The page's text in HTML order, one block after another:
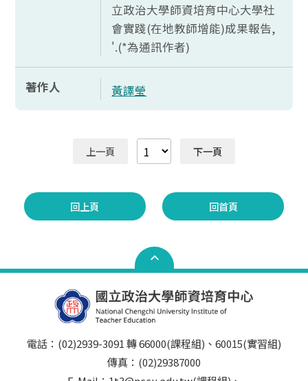
立政治大學師資培育中心大學社
會實踐(在地教師增能)成果報告,
'.(*為通訊作者)
著作人 黃譯瑩
上一頁 下一頁
回上頁 回首頁
電話：(02)2939-3091 轉 66000(課程組)、60015(實習組)
傳真：(02)29387000